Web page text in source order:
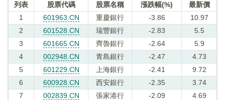
列表 股票代碼 股票名稱 漲跌幅(%)
最新價
1
601963.CN 重慶銀行 -3.86
10.97
2
601528.CN 瑞豐銀行 -2.83
5.5
3
601665.CN 齊魯銀行 -2.64
5.9
4
002948.CN 青島銀行 -2.47
4.73
5
601229.CN 上海銀行 -2.41
9.72
6
600928.CN 西安銀行 -2.35
3.74
7
002839.CN 張家港行 -2.09
4.69